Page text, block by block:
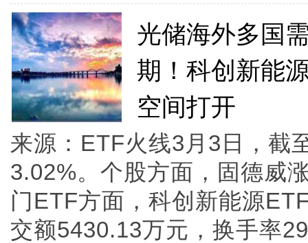
光储海外多国
期！科创新能
空间打开
来源：ETF火线3月3日，截
3.02%。个股方面，固德威
门ETF方面，科创新能源
交额5430.13万元，换手率